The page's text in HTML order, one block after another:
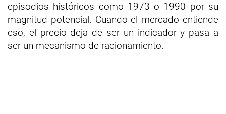
episodios históricos como 1973 o 1990 por su
magnitud potencial. Cuando el mercado entiende
eso, el precio deja de ser un indicador y pasa a
ser un mecanismo de racionamiento.